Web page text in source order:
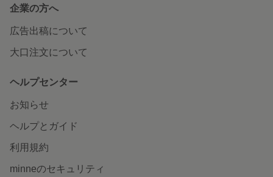
企業の方へ
広告出稿について
大口注文について
ヘルプセンター
お知らせ
ヘルプとガイド
利用規約
minneのセキュリティ